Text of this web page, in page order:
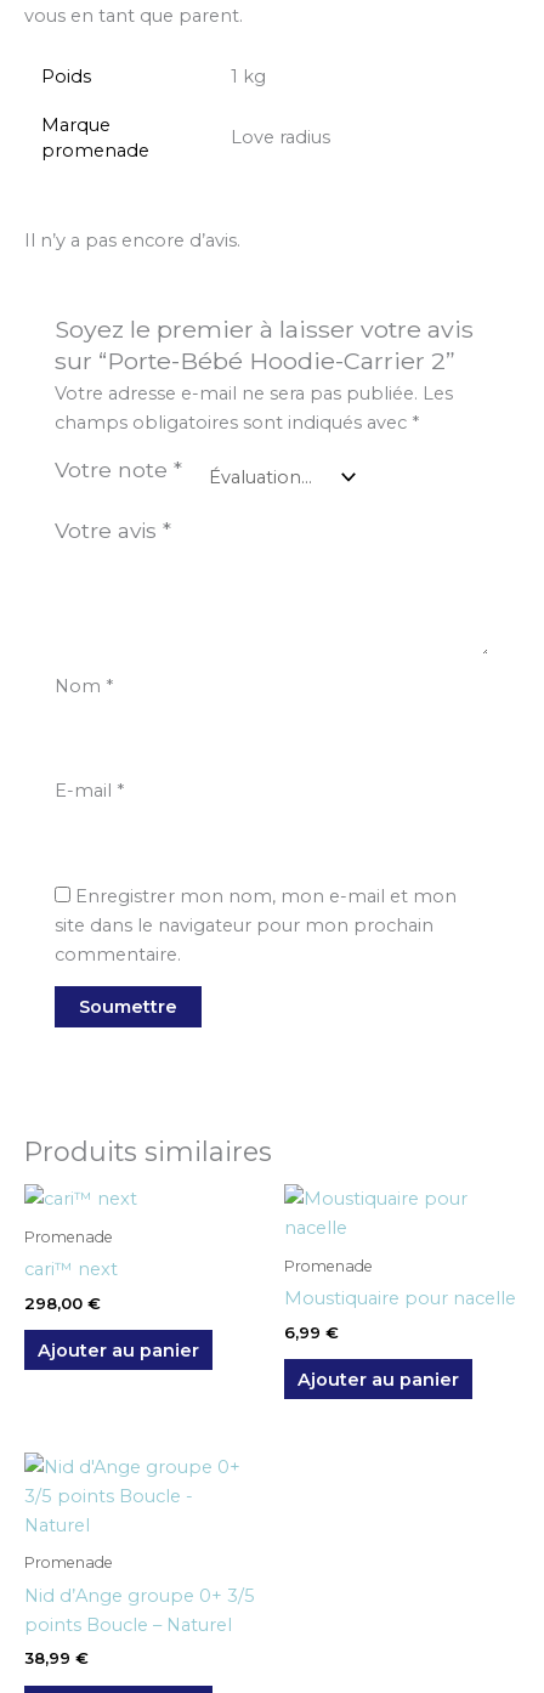
vous en tant que parent.
Poids 1 kg
Marque
promenade
Love radius
Il n’y a pas encore d’avis.
Soyez le premier à laisser votre avis
sur “Porte-Bébé Hoodie-Carrier 2”
Votre adresse e-mail ne sera pas publiée. Les
champs obligatoires sont indiqués avec *
Votre note*
Votre avis*
Nom *
E-mail *
Enregistrer mon nom, mon e-mail et mon
site dans le navigateur pour mon prochain
commentaire.
Produits similaires
Promenade
cari™ next
298,00 €
Ajouter au panier
Promenade
Moustiquaire pour nacelle
6,99 €
Ajouter au panier
Promenade
Nid d’Ange groupe 0+ 3/5
points Boucle – Naturel
38,99 €